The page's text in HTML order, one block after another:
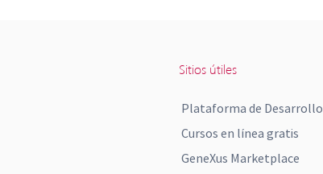
Sitios útiles
Plataforma de Desarrollo
Cursos en línea gratis
GeneXus Marketplace